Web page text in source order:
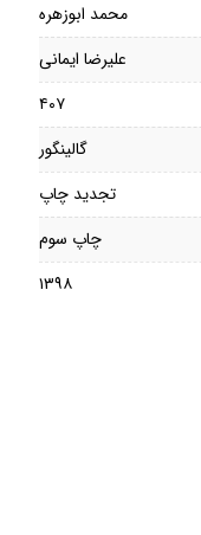
محمد ابوزهره
علیرضا ایمانی
۴۰۷
گالینگور
تجدید چاپ
چاپ سوم
۱۳۹۸